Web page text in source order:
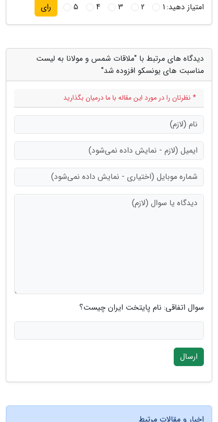
امتیاز دهید:1
2
3
4
5 رای
دیدگاه های مرتبط با "ملاقات شمس و مولانا به لیست
مناسبت های یونسکو افزوده شد"
* نظرتان را در مورد این مقاله با ما درمیان بگذارید
سوال اتفاقی: نام پایتخت ایران چیست؟
ارسال
اخبار و مقالات مرتبط